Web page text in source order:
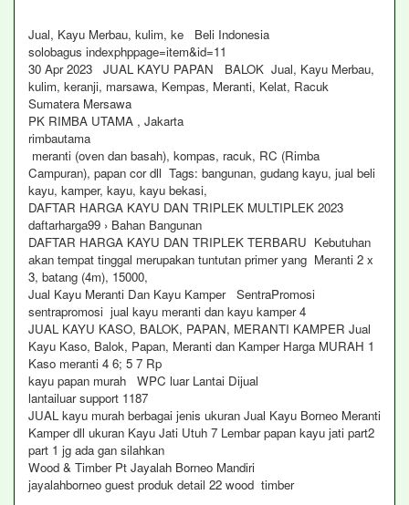
Jual, Kayu Merbau, kulim, ke Beli Indonesia
solobagus indexphppage=item&id=11
30 Apr 2023 JUAL KAYU PAPAN BALOK Jual, Kayu Merbau,
kulim, keranji, marsawa, Kempas, Meranti, Kelat, Racuk
Sumatera Mersawa
PK RIMBA UTAMA , Jakarta
rimbautama
meranti (oven dan basah), kompas, racuk, RC (Rimba
Campuran), papan cor dll Tags: bangunan, gudang kayu, jual beli
kayu, kamper, kayu, kayu bekasi,
DAFTAR HARGA KAYU DAN TRIPLEK MULTIPLEK 2023
daftarharga99 › Bahan Bangunan
DAFTAR HARGA KAYU DAN TRIPLEK TERBARU Kebutuhan
akan tempat tinggal merupakan tuntutan primer yang Meranti 2 x
3, batang (4m), 15000,
Jual Kayu Meranti Dan Kayu Kamper SentraPromosi
sentrapromosi jual kayu meranti dan kayu kamper 4
JUAL KAYU KASO, BALOK, PAPAN, MERANTI KAMPER Jual
Kayu Kaso, Balok, Papan, Meranti dan Kamper Harga MURAH 1
Kaso meranti 4 6; 5 7 Rp
kayu papan murah WPC luar Lantai Dijual
lantailuar support 1187
JUAL kayu murah berbagai jenis ukuran Jual Kayu Borneo Meranti
Kamper dll ukuran Kayu Jati Utuh 7 Lembar papan kayu jati part2
part 1 jg ada gan silahkan
Wood & Timber Pt Jayalah Borneo Mandiri
jayalahborneo guest produk detail 22 wood timber